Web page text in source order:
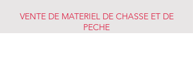
VENTE DE MATERIEL DE CHASSE ET DE
PECHE